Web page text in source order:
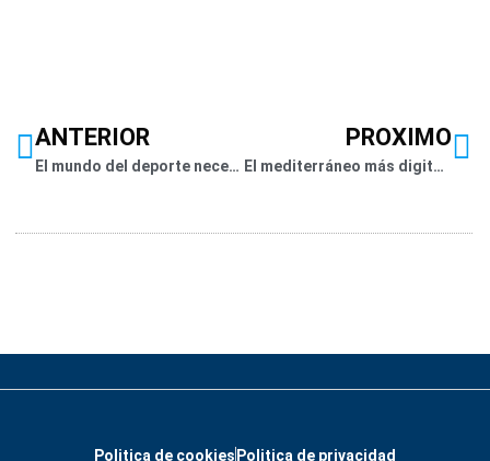
ANTERIOR
El mundo del deporte necesita de los servicios para generar riqueza
PROXIMO
El mediterráneo más digital. Adelantándose al futuro, como siempre
Politica de cookies Politica de privacidad